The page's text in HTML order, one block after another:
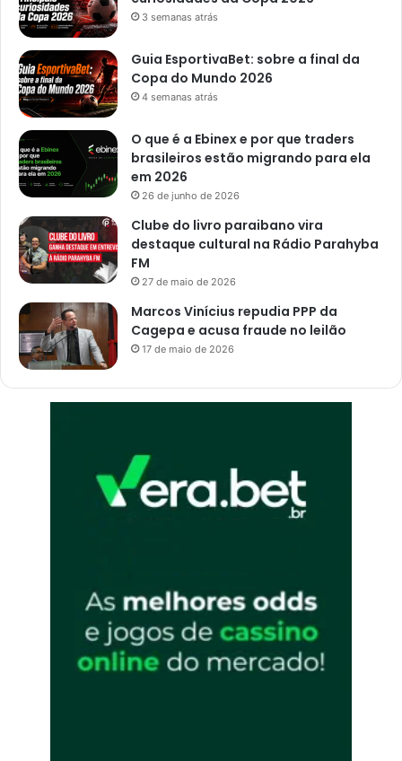
3 semanas atrás
Guia EsportivaBet: sobre a final da
Copa do Mundo 2026
4 semanas atrás
O que é a Ebinex e por que traders
brasileiros estão migrando para ela
em 2026
26 de junho de 2026
Clube do livro paraibano vira
destaque cultural na Rádio Parahyba
FM
27 de maio de 2026
Marcos Vinícius repudia PPP da
Cagepa e acusa fraude no leilão
17 de maio de 2026